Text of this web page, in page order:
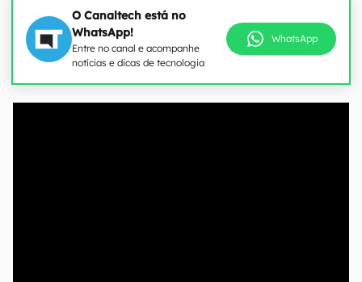
O Canaltech está no
WhatsApp!
Entre no canal e acompanhe
notícias e dicas de tecnologia
WhatsApp